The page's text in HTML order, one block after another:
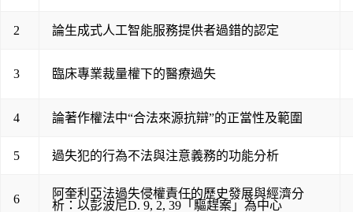
2 論生成式人工智能服務提供者過錯的認定
3 臨床專業裁量權下的醫療過失
4 論著作權法中“合法來源抗辯”的正當性及範圍
5 過失犯的行為不法與注意義務的功能分析
6
阿奎利亞法過失侵權責任的歷史發展與經濟分
析：以彭波尼D. 9, 2, 39「驅趕案」為中心